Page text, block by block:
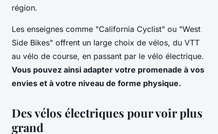
région.
Les enseignes comme "California Cyclist" ou "West
Side Bikes" offrent un large choix de vélos, du VTT
au vélo de course, en passant par le vélo électrique.
Vous pouvez ainsi adapter votre promenade à vos
envies et à votre niveau de forme physique.
Des vélos électriques pour voir plus
grand